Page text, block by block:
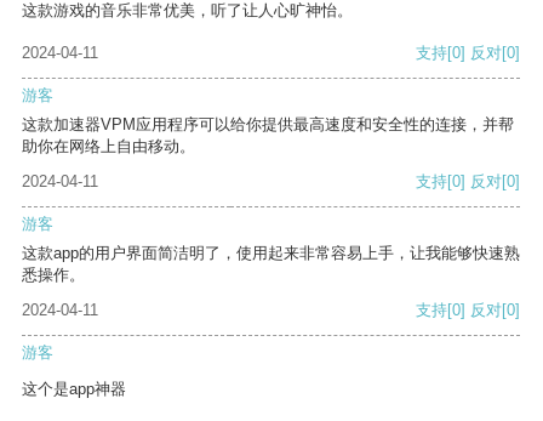
这款游戏的音乐非常优美，听了让人心旷神怡。
2024-04-11 支持[0] 反对[0]
游客
这款加速器VPM应用程序可以给你提供最高速度和安全性的连接，并帮
助你在网络上自由移动。
2024-04-11
支持[0] 反对[0]
游客
这款app的用户界面简洁明了，使用起来非常容易上手，让我能够快速熟
悉操作。
2024-04-11
支持[0] 反对[0]
游客
这个是app神器